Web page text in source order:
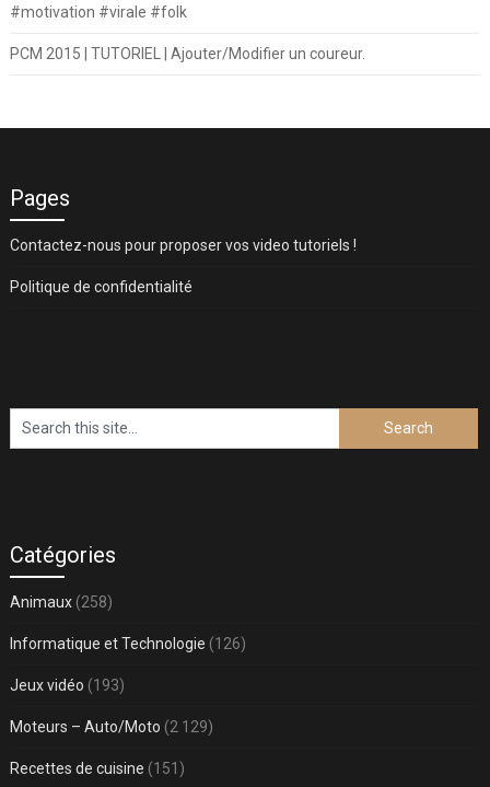
#motivation #virale #folk
PCM 2015 | TUTORIEL | Ajouter/Modifier un coureur.
Pages
Contactez-nous pour proposer vos video tutoriels !
Politique de confidentialité
Catégories
Animaux(258)
Informatique et Technologie (126)
Jeux vidéo (193)
Moteurs – Auto/Moto (2 129)
Recettes de cuisine (151)